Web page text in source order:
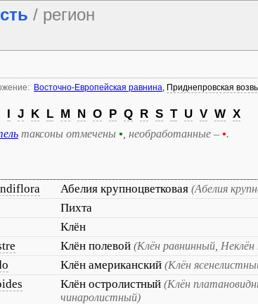
/ регион
Восточно-Европейская равнина, Приднепровская
I J K L M N O P Q R S T U V W X
таксоны отмечены • , необработанные – •.
Абелия крупноцветковая (Абелия
Пихта
Клён
Клён полевой (Клён равнинный, Неклён
Клён американский (Клён
Клён остролистный (Клён
чинаролистный)